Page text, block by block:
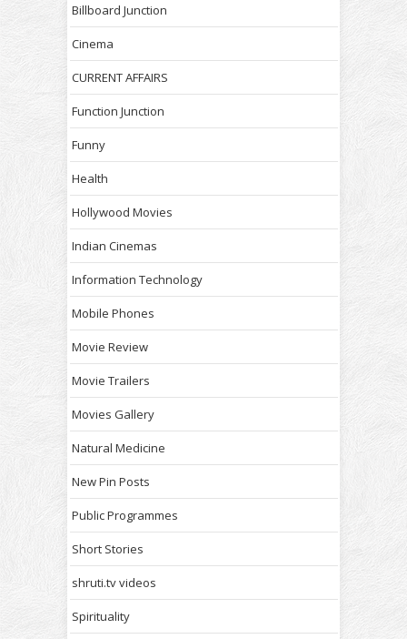
Billboard Junction
Cinema
CURRENT AFFAIRS
Function Junction
Funny
Health
Hollywood Movies
Indian Cinemas
Information Technology
Mobile Phones
Movie Review
Movie Trailers
Movies Gallery
Natural Medicine
New Pin Posts
Public Programmes
Short Stories
shruti.tv videos
Spirituality